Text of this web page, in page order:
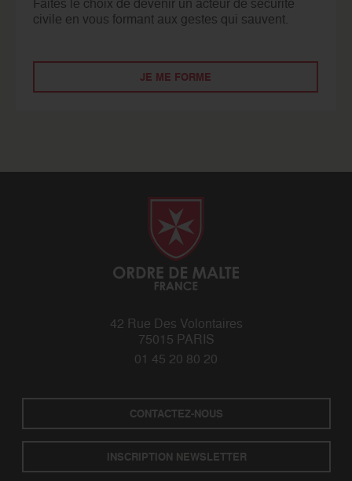
civile en vous formant aux gestes qui sauvent.
JE ME FORME
42 Rue Des Volontaires
75015 PARIS
01 45 20 80 20
CONTACTEZ-NOUS
INSCRIPTION NEWSLETTER